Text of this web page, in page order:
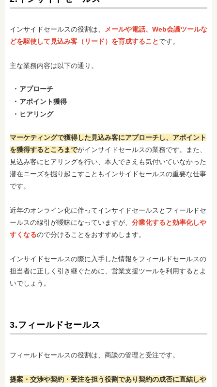
インサイドセールスの役割は、 メールや電話、Web会議ツールな
どを駆使して見込み客（リード）を育成することです。
主な業務内容は以下の通り。
アプローチ
アポイント獲得
ヒアリング
マーケティングで獲得した見込み客にアプローチし、アポイント
を獲得するところまでがインサイドセールスの業務です。また、
見込み客にヒアリングを行い、本人でさえも気付いていなかった
潜在ニーズを掘り起こすこともインサイドセールスの重要な仕事
です。
近年のオンライン化に伴ってインサイドセールスとフィールドセ
ールスの線引が曖昧になっていますが、 分業化すると効率化しや
すくなるので分けることをおすすめします。
インサイドセールスの際に入手した情報をフィールドセールスの
担当者に正しく引き継ぐために、営業支援ツールを利用するとよ
いでしょう。
3.フィールドセールス
フィールドセールスの役割は、商談の管理と受注です。
提案・交渉や契約・受注を担う役割であり契約の成否に直結しや